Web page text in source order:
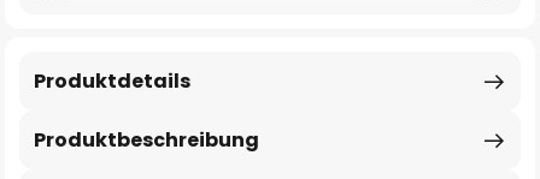
Produktbeschreibung
Produktdetails